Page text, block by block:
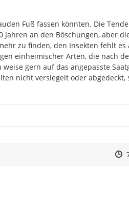
Fuß fassen könnten. Die
an den Böschungen, aber
zu finden, den Insekten fehlt es
einheimischer Arten, die nach
gern auf das angepasste
nicht versiegelt oder abgedeckt,